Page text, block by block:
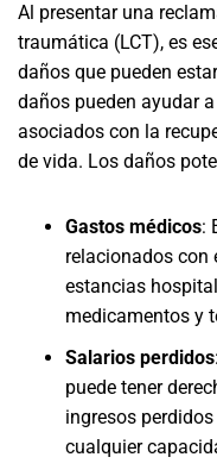
Al presentar una
traumática (LCT), es
daños que pueden
daños pueden ayudar
asociados con la
de vida. Los daños
Gastos médicos:
relacionados con
estancias
medicamentos y
Salarios perdidos:
puede tener
ingresos
cualquier